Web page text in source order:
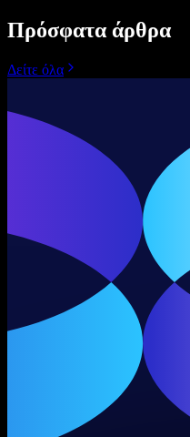
Πρόσφατα άρθρα
Δείτε όλα